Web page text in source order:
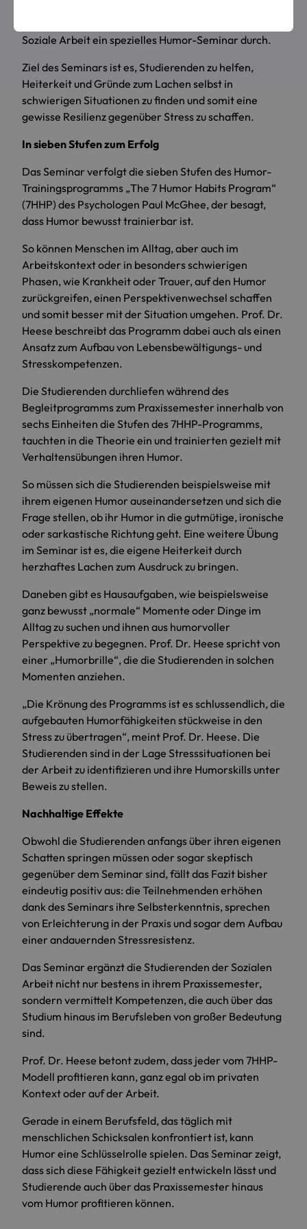
Soziale Arbeit ein spezielles Humor-Seminar durch.
Ziel des Seminars ist es, Studierenden zu helfen,
Heiterkeit und Gründe zum Lachen selbst in
schwierigen Situationen zu finden und somit eine
gewisse Resilienz gegenüber Stress zu schaffen.
In sieben Stufen zum Erfolg
Das Seminar verfolgt die sieben Stufen des Humor-
Trainingsprogramms „The 7 Humor Habits Program“
(7HHP) des Psychologen Paul McGhee, der besagt,
dass Humor bewusst trainierbar ist.
So können Menschen im Alltag, aber auch im
Arbeitskontext oder in besonders schwierigen
Phasen, wie Krankheit oder Trauer, auf den Humor
zurückgreifen, einen Perspektivenwechsel schaffen
und somit besser mit der Situation umgehen. Prof. Dr.
Heese beschreibt das Programm dabei auch als einen
Ansatz zum Aufbau von Lebensbewältigungs- und
Stresskompetenzen.
Die Studierenden durchliefen während des
Begleitprogramms zum Praxissemester innerhalb von
sechs Einheiten die Stufen des 7HHP-Programms,
tauchten in die Theorie ein und trainierten gezielt mit
Verhaltensübungen ihren Humor.
So müssen sich die Studierenden beispielsweise mit
ihrem eigenen Humor auseinandersetzen und sich die
Frage stellen, ob ihr Humor in die gutmütige, ironische
oder sarkastische Richtung geht. Eine weitere Übung
im Seminar ist es, die eigene Heiterkeit durch
herzhaftes Lachen zum Ausdruck zu bringen.
Daneben gibt es Hausaufgaben, wie beispielsweise
ganz bewusst „normale“ Momente oder Dinge im
Alltag zu suchen und ihnen aus humorvoller
Perspektive zu begegnen. Prof. Dr. Heese spricht von
einer „Humorbrille“, die die Studierenden in solchen
Momenten anziehen.
„Die Krönung des Programms ist es schlussendlich, die
aufgebauten Humorfähigkeiten stückweise in den
Stress zu übertragen“, meint Prof. Dr. Heese. Die
Studierenden sind in der Lage Stresssituationen bei
der Arbeit zu identifizieren und ihre Humorskills unter
Beweis zu stellen.
Nachhaltige Effekte
Obwohl die Studierenden anfangs über ihren eigenen
Schatten springen müssen oder sogar skeptisch
gegenüber dem Seminar sind, fällt das Fazit bisher
eindeutig positiv aus: die Teilnehmenden erhöhen
dank des Seminars ihre Selbsterkenntnis, sprechen
von Erleichterung in der Praxis und sogar dem Aufbau
einer andauernden Stressresistenz.
Das Seminar ergänzt die Studierenden der Sozialen
Arbeit nicht nur bestens in ihrem Praxissemester,
sondern vermittelt Kompetenzen, die auch über das
Studium hinaus im Berufsleben von großer Bedeutung
sind.
Prof. Dr. Heese betont zudem, dass jeder vom 7HHP-
Modell profitieren kann, ganz egal ob im privaten
Kontext oder auf der Arbeit.
Gerade in einem Berufsfeld, das täglich mit
menschlichen Schicksalen konfrontiert ist, kann
Humor eine Schlüsselrolle spielen. Das Seminar zeigt,
dass sich diese Fähigkeit gezielt entwickeln lässt und
Studierende auch über das Praxissemester hinaus
vom Humor profitieren können.